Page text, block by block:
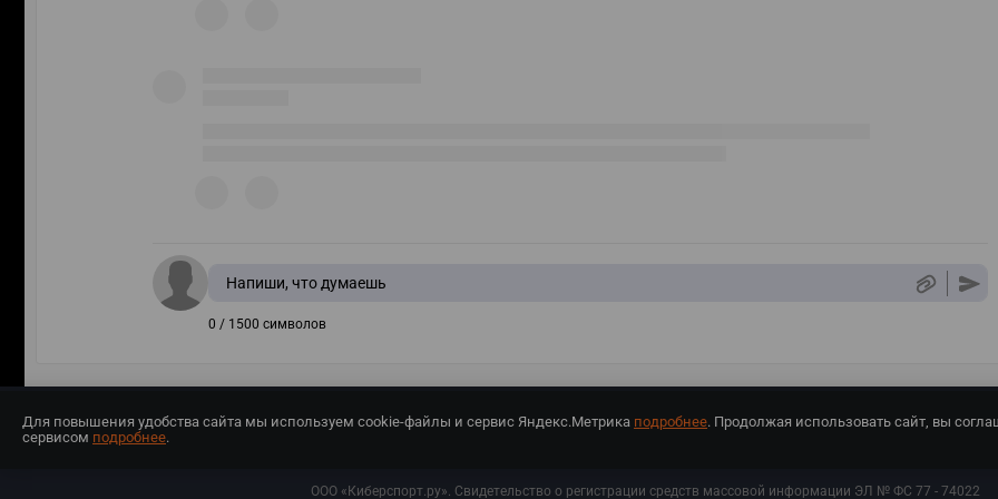
Напиши, что думаешь
0 / 1500 символов
ООО «Киберспорт.ру». Свидетельство о регистрации средств массовой информации ЭЛ № ФС 77 - 74022
Для повышения удобства сайта мы используем cookie-файлы и сервис Яндекс.Метрика подробнее. Продолжая использовать сайт, вы
сервисом подробнее.